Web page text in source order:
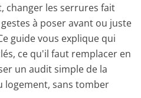
changer les serrures fait
à poser avant ou juste
guide vous explique qui
ce qu'il faut remplacer en
un audit simple de la
logement, sans tomber